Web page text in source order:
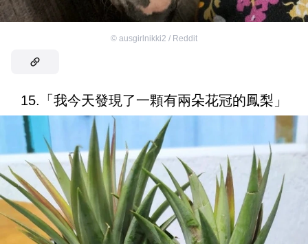
© ausgirlnikki2 / Reddit
15.「我今天發現了一顆有兩朵花冠的鳳梨」